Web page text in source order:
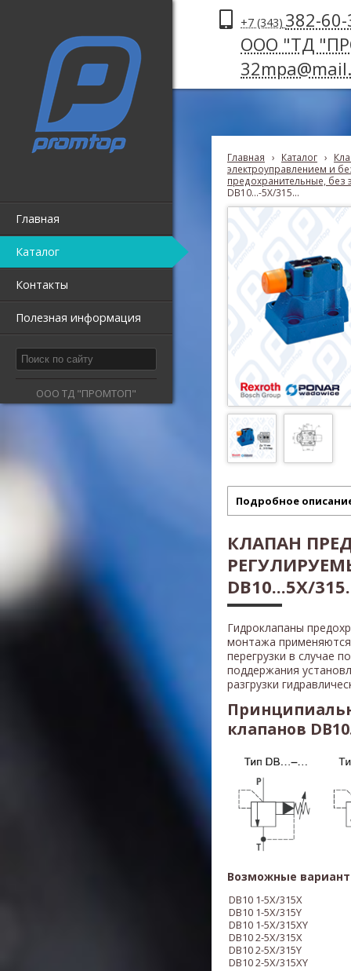
Главная
Каталог
Контакты
Полезная информация
ООО ТД "ПРОМТОП"
+7 (343) 382-
ООО "ТД
Главная › Каталог ›
электроуправлением и
предохранительные, без
DB10...-5X/315...
Подробное
КЛАПАН
DB10...5X/
Гидроклапаны
монтажа
перегрузки в случае
поддержания
разгрузки
клапанов
Возможные
DB10 1-5X/315X
DB10 1-5X/315Y
DB10 1-5X/315XY
DB102-5X/315X
DB102-5X/315Y
DB102-5X/315XY